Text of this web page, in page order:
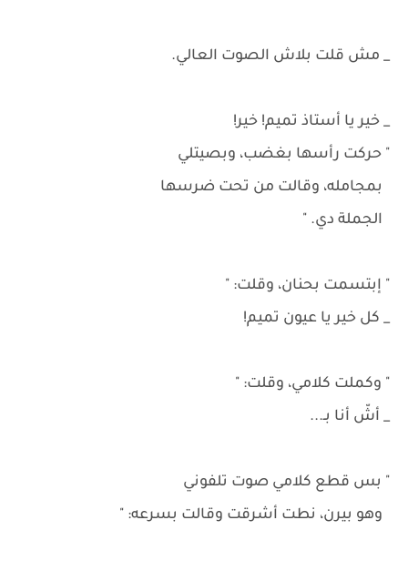
_ مش قلت بلاش الصوت العالي.
_ خير يا أستاذ تميم! خير!
" حركت رأسها بغضب، وبصيتلي
بمجامله، وقالت من تحت ضرسها
الجملة دي. "
" إبتسمت بحنان، وقلت: "
_ كل خير يا عيون تميم!
" وكملت كلامي، وقلت: "
_ أشّ أنا بـ...
" بس قطع كلامي صوت تلفوني
وهو بيرن، نطت أشرقت وقالت بسرعه: "